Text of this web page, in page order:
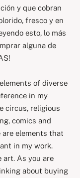
y que cobran
fresco y en
esto, lo más
alguna de
of diverse
in my
circus, religious
comics and
are elements that
in my work.
art. As you are
about buying